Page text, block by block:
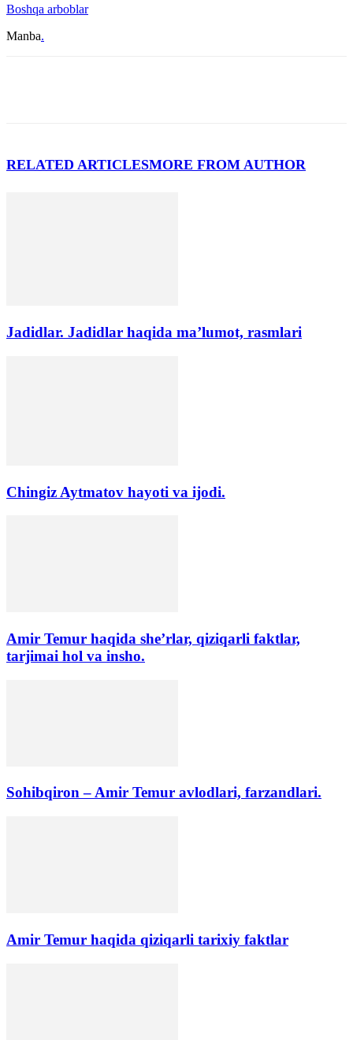
Boshqa arboblar
Manba.
RELATED ARTICLESMORE FROM AUTHOR
Jadidlar. Jadidlar haqida ma’lumot, rasmlari
Chingiz Aytmatov hayoti va ijodi.
Amir Temur haqida she’rlar, qiziqarli faktlar,
tarjimai hol va insho.
Sohibqiron – Amir Temur avlodlari, farzandlari.
Amir Temur haqida qiziqarli tarixiy faktlar